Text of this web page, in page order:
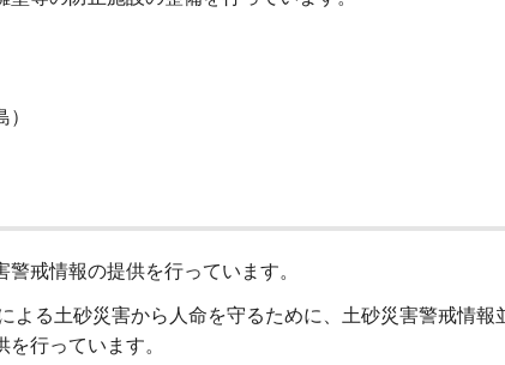
戒情報の提供を行っています。
る土砂災害から人命を守るために、土砂災害警戒情報
行っています。